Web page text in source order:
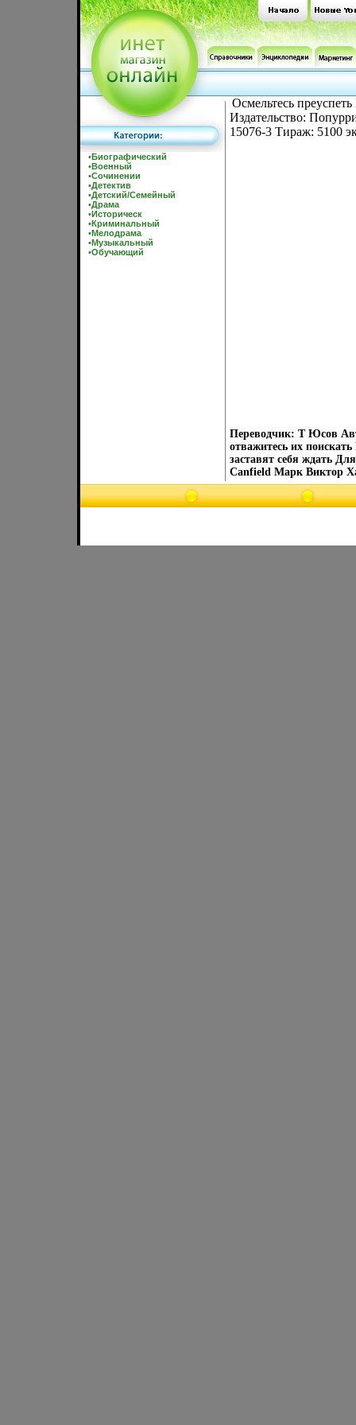
•Биографический
•Военный
•Сочинении
•Детектив
•Детский/Семейный
•Драма
•Историческ
•Криминальный
•Мелодрама
•Музыкальный
•Обучающий
Осмельтесь
Издательство:
15076-3 Тираж: 5100
Переводчик: Т Юсов
отважитесь их
заставят себя ждать
Canfield Марк Виктор